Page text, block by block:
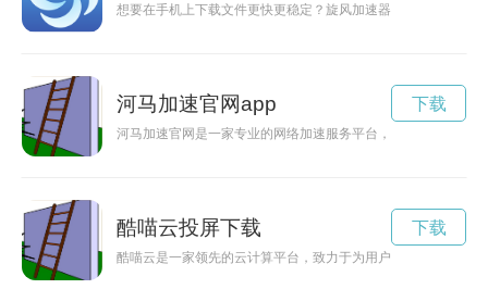
想要在手机上下载文件更快更稳定？旋风加速器APP就是您的
河马加速官网app
河马加速官网是一家专业的网络加速服务平台，致力于为用户
下载
酷喵云投屏下载
酷喵云是一家领先的云计算平台，致力于为用户提供高效、安
下载